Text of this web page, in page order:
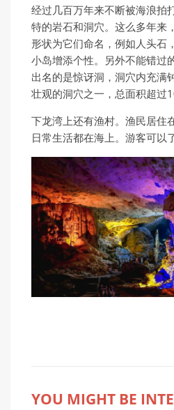
经过几百万年来不断被海浪拍
特的岩石和洞穴。这么多年来
形状为它们命名，例如人头石
小岛增添个性。另外不能错过
出名的是惊讶洞，洞穴内充满
壮观的洞穴之一，总面积超过
下龙湾上还有渔村。渔民居住
日常生活都在海上。游客可以
YOU MIGHT BE